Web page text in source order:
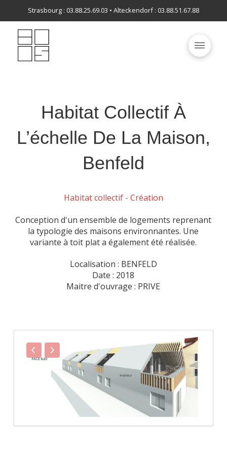
Strasbourg : 03.88.25.69.03 • Alteckendorf : 03.88.51.67.88
Habitat Collectif À
L’échelle De La Maison,
Benfeld
Habitat collectif - Création
Conception d'un ensemble de logements reprenant
la typologie des maisons environnantes. Une
variante à toit plat a également été réalisée.
Localisation : BENFELD
Date : 2018
Maitre d'ouvrage : PRIVE